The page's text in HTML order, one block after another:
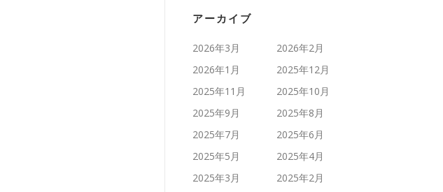
アーカイブ
2026年3月
2026年2月
2026年1月
2025年12月
2025年11月
2025年10月
2025年9月
2025年8月
2025年7月
2025年6月
2025年5月
2025年4月
2025年3月
2025年2月